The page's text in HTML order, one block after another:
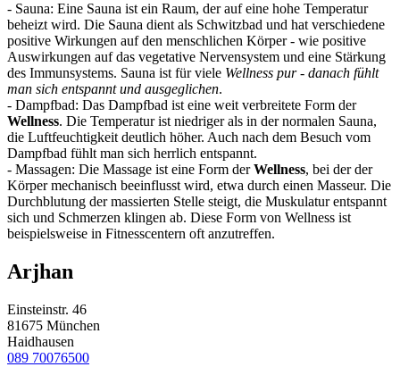
- Sauna: Eine Sauna ist ein Raum, der auf eine hohe Temperatur
beheizt wird. Die Sauna dient als Schwitzbad und hat verschiedene
positive Wirkungen auf den menschlichen Körper - wie positive
Auswirkungen auf das vegetative Nervensystem und eine Stärkung
des Immunsystems. Sauna ist für viele Wellness pur - danach fühlt
man sich entspannt und ausgeglichen.
- Dampfbad: Das Dampfbad ist eine weit verbreitete Form der
Wellness. Die Temperatur ist niedriger als in der normalen Sauna,
die Luftfeuchtigkeit deutlich höher. Auch nach dem Besuch vom
Dampfbad fühlt man sich herrlich entspannt.
- Massagen: Die Massage ist eine Form derWellness, bei der der
Körper mechanisch beeinflusst wird, etwa durch einen Masseur. Die
Durchblutung der massierten Stelle steigt, die Muskulatur entspannt
sich und Schmerzen klingen ab. Diese Form von Wellness ist
beispielsweise in Fitnesscentern oft anzutreffen.
Arjhan
Einsteinstr. 46
81675 München
Haidhausen
089 70076500